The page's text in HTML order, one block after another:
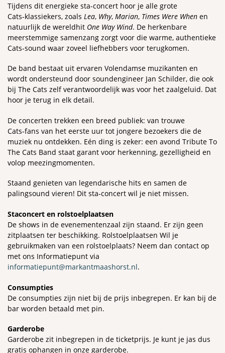
Tijdens dit energieke sta-concert hoor je alle grote
Cats‑klassiekers, zoals Lea, Why, Marian, Times Were When en
natuurlijk de wereldhit One Way Wind. De herkenbare
meerstemmige samenzang zorgt voor die warme, authentieke
Cats‑sound waar zoveel liefhebbers voor terugkomen.
De band bestaat uit ervaren Volendamse muzikanten en
wordt ondersteund door soundengineer Jan Schilder, die ook
bij The Cats zelf verantwoordelijk was voor het zaalgeluid. Dat
hoor je terug in elk detail.
De concerten trekken een breed publiek: van trouwe
Cats‑fans van het eerste uur tot jongere bezoekers die de
muziek nu ontdekken. Eén ding is zeker: een avond Tribute To
The Cats Band staat garant voor herkenning, gezelligheid en
volop meezingmomenten.
Staand genieten van legendarische hits en samen de
palingsound vieren! Dit sta‑concert wil je niet missen.
Staconcert en rolstoelplaatsen
De shows in de evenementenzaal zijn staand. Er zijn geen
zitplaatsen ter beschikking. Rolstoelplaatsen Wil je
gebruikmaken van een rolstoelplaats? Neem dan contact op
met ons Informatiepunt via
informatiepunt@markantmaashorst.nl.
Consumpties
De consumpties zijn niet bij de prijs inbegrepen. Er kan bij de
bar worden betaald met pin.
Garderobe
Garderobe zit inbegrepen in de ticketprijs. Je kunt je jas dus
gratis ophangen in onze garderobe.